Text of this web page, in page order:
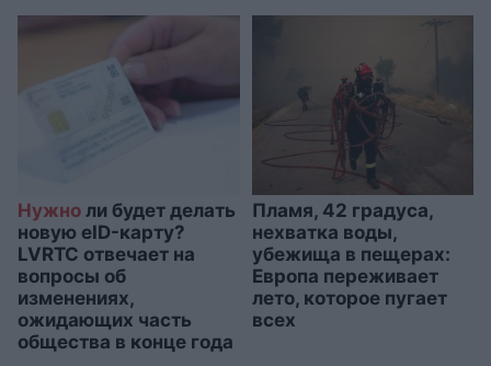
Нужно ли будет делать
новую eID-карту?
LVRTC отвечает на
вопросы об
изменениях,
ожидающих часть
общества в конце года
Пламя, 42 градуса,
нехватка воды,
убежища в пещерах:
Европа переживает
лето, которое пугает
всех